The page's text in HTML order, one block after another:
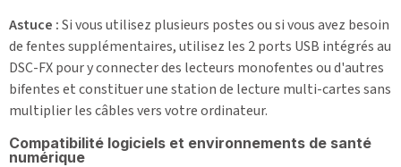
Astuce :Si vous utilisez plusieurs postes ou si vous avez besoin
de fentes supplémentaires, utilisez les 2 ports USB intégrés au
DSC-FX pour y connecter des lecteurs monofentes ou d'autres
bifentes et constituer une station de lecture multi-cartes sans
multiplier les câbles vers votre ordinateur.
Compatibilité logiciels et environnements de santé
numérique